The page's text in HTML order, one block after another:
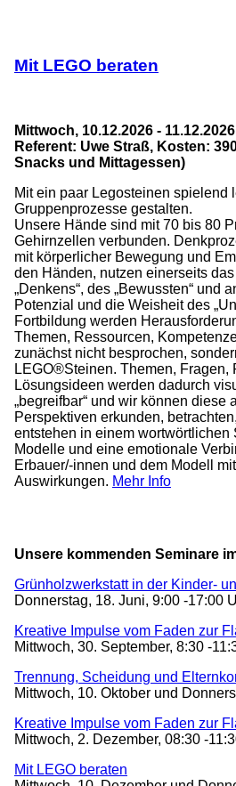
Mit LEGO beraten
Mittwoch, 10.12.2026 - 11.12.2026
Referent: Uwe Straß, Kosten:
Snacks und Mittagessen)
Mit ein paar Legosteinen spielend
Gruppenprozesse gestalten.
Unsere Hände sind mit 70 bis 80
Gehirnzellen verbunden.
mit körperlicher Bewegung und
den Händen, nutzen einerseits
„Denkens“, des „Bewussten“ und
Potenzial und die Weisheit des
Fortbildung werden
Themen, Ressourcen,
zunächst nicht besprochen,
LEGO®Steinen. Themen, Fragen,
Lösungsideen werden dadurch
„begreifbar“ und wir können diese
Perspektiven erkunden,
entstehen in einem wortwörtlichen
Modelle und eine emotionale
Erbauer/-innen und dem Modell
Auswirkungen. Mehr Info
Unsere kommenden Seminare
Grünholzwerkstatt in der Kinder-
Donnerstag, 18. Juni, 9:00 -17:00
Kreative Impulse vom Faden zur
Mittwoch, 30. September, 8:30 -
Trennung, Scheidung und
Mittwoch, 10. Oktober und
Kreative Impulse vom Faden zur
Mittwoch, 2. Dezember, 08:30 -
Mit LEGO beraten